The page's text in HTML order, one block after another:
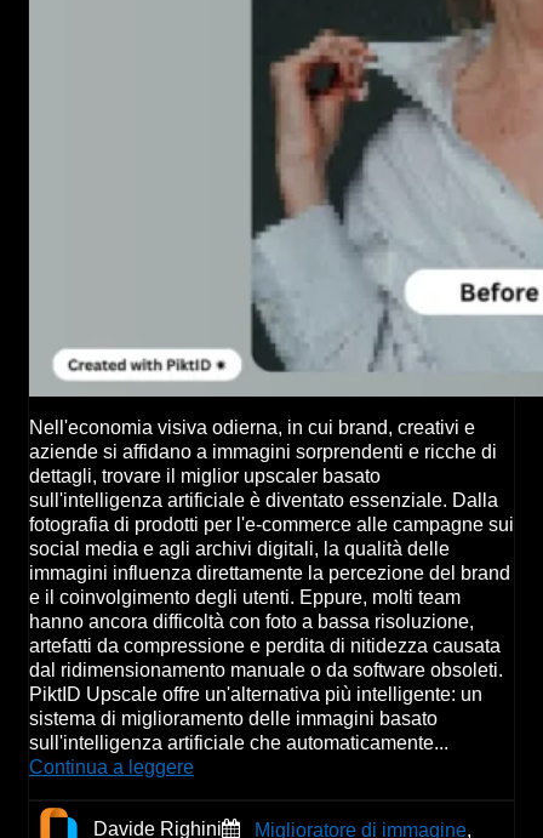
Nell'economia visiva odierna, in cui brand, creativi e
aziende si affidano a immagini sorprendenti e ricche di
dettagli, trovare il miglior upscaler basato
sull'intelligenza artificiale è diventato essenziale. Dalla
fotografia di prodotti per l'e-commerce alle campagne sui
social media e agli archivi digitali, la qualità delle
immagini influenza direttamente la percezione del brand
e il coinvolgimento degli utenti. Eppure, molti team
hanno ancora difficoltà con foto a bassa risoluzione,
artefatti da compressione e perdita di nitidezza causata
dal ridimensionamento manuale o da software obsoleti.
PiktID Upscale offre un'alternativa più intelligente: un
sistema di miglioramento delle immagini basato
sull'intelligenza artificiale che automaticamente...
Continua a leggere
Davide Righini Miglioratore di immagine,